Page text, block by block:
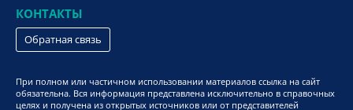
КОНТАКТЫ
Обратная связь
При полном или частичном использовании материалов ссылка на сайт
обязательна. Вся информация представлена исключительно в справочных
целях и получена из открытых источников или от представителей